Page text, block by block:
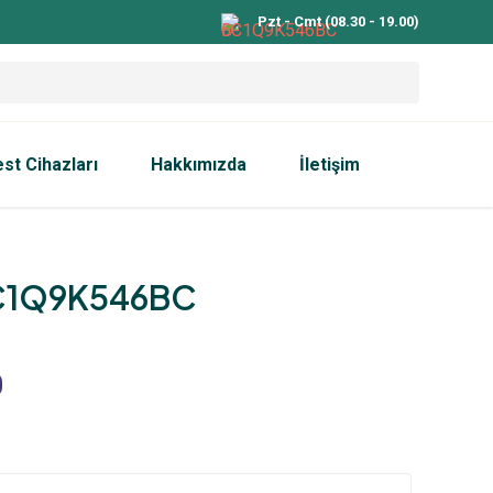
Pzt - Cmt (08.30 - 19.00)
Cihazları Hakkımızda İletişim